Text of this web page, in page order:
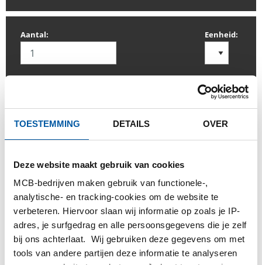
TOESTEMMING DETAILS OVER
Deze website maakt gebruik van cookies
MCB-bedrijven maken gebruik van functionele-,
analytische- en tracking-cookies om de website te
verbeteren. Hiervoor slaan wij informatie op zoals je IP-
adres, je surfgedrag en alle persoonsgegevens die je zelf
bij ons achterlaat. Wij gebruiken deze gegevens om met
tools van andere partijen deze informatie te analyseren
Aantal: Eenheid:
INLOGGEN
Gelieve in te loggen om te bestellen
Bestel met uw eigen artikelnummers
Calculeren met actuele Testas-prijzen
Volg uw order via Track&Trace